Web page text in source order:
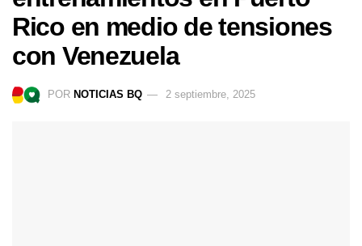
Rico en medio de tensiones
con Venezuela
POR NOTICIAS BQ 2 septiembre, 2025